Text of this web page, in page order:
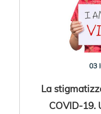
03
La
COVID-19.